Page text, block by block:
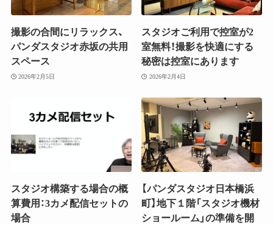
撮影の合間にリラックス、
パンダスタジオ赤坂の共用
スペース
2026年2月5日
スタジオご利用で控室が2
室無料！撮影を快適にする
秘密は控室にあります
2026年2月4日
スタジオ構築する場合の概
算費用：3カメ配信セットの
場合
【パンダスタジオ日本橋浜
町】地下１階「スタジオ機材
ショールーム」の準備を開